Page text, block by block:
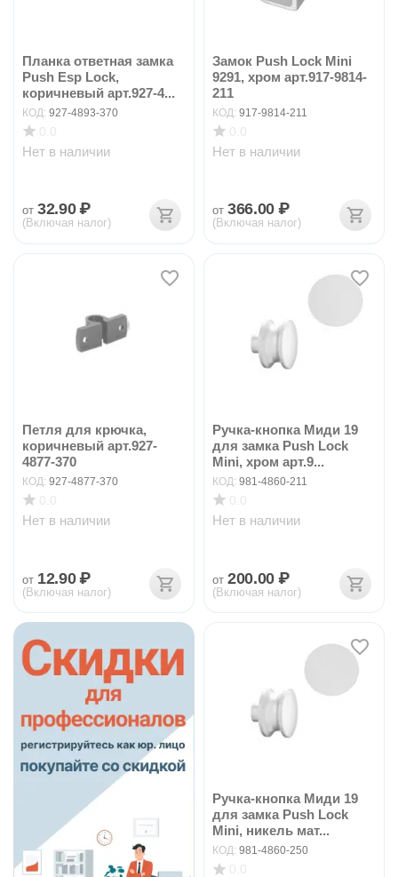
Планка ответная замка
Push Esp Lock,
коричневый арт.927-4...
КОД: 927-4893-370
Нет в наличии
от 32.90 ₽
(Включая налог)
Замок Push Lock Mini
9291, хром арт.917-9814-
211
КОД: 917-9814-211
Нет в наличии
от 366.00 ₽
(Включая налог)
Петля для крючка,
коричневый арт.927-
4877-370
КОД: 927-4877-370
Нет в наличии
от 12.90 ₽
(Включая налог)
Ручка-кнопка Миди 19
для замка Push Lock
Mini, хром арт.9...
КОД: 981-4860-211
Нет в наличии
от 200.00 ₽
(Включая налог)
Ручка-кнопка Миди 19
для замка Push Lock
Mini, никель мат...
КОД: 981-4860-250